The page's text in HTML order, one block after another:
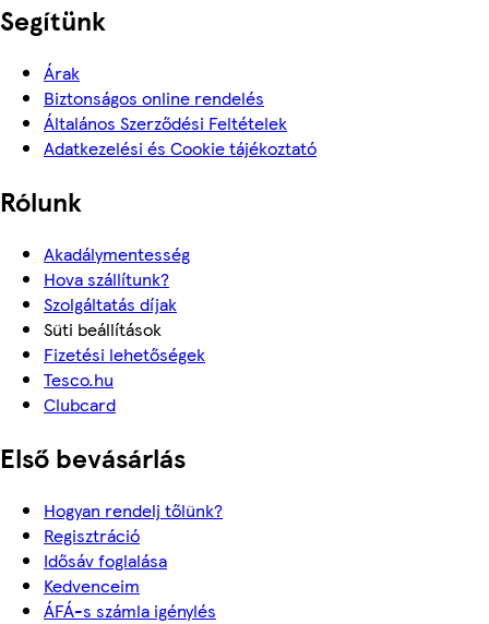
Segítünk
Árak
Biztonságos online rendelés
Általános Szerződési Feltételek
Adatkezelési és Cookie tájékoztató
Rólunk
Akadálymentesség
Hova szállítunk?
Szolgáltatás díjak
Süti beállítások
Fizetési lehetőségek
Tesco.hu
Clubcard
Első bevásárlás
Hogyan rendelj tőlünk?
Regisztráció
Idősáv foglalása
Kedvenceim
ÁFÁ-s számla igénylés